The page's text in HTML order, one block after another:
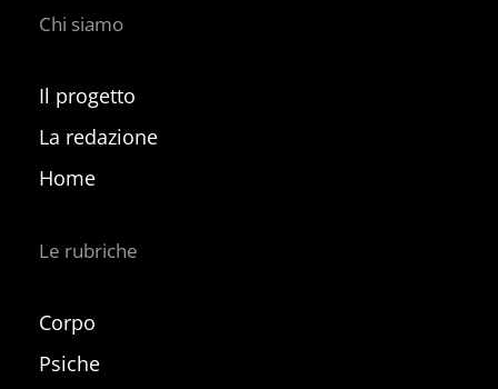
Chi siamo
Il progetto
La redazione
Home
Le rubriche
Corpo
Psiche